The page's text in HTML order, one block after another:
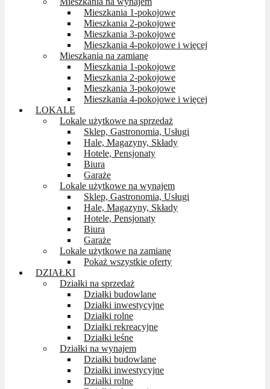
Mieszkania 1-pokojowe
Mieszkania 2-pokojowe
Mieszkania 3-pokojowe
Mieszkania 4-pokojowe i więcej
Mieszkania na zamianę
Mieszkania 1-pokojowe
Mieszkania 2-pokojowe
Mieszkania 3-pokojowe
Mieszkania 4-pokojowe i więcej
LOKALE
Lokale użytkowe na sprzedaż
Sklep, Gastronomia, Usługi
Hale, Magazyny, Składy
Hotele, Pensjonaty
Biura
Garaże
Lokale użytkowe na wynajem
Sklep, Gastronomia, Usługi
Hale, Magazyny, Składy
Hotele, Pensjonaty
Biura
Garaże
Lokale użytkowe na zamianę
Pokaż wszystkie oferty
DZIAŁKI
Działki na sprzedaż
Działki budowlane
Działki inwestycyjne
Działki rolne
Działki rekreacyjne
Działki leśne
Działki na wynajem
Działki budowlane
Działki inwestycyjne
Działki rolne